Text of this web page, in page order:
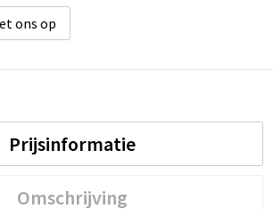
ons op
Prijsinformatie
Omschrijving